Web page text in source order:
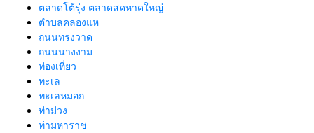
ตลาดโต้รุ่ง ตลาดสดหาดใหญ่
ตำบลคลองแห
ถนนทรงวาด
ถนนนางงาม
ท่องเที่ยว
ทะเล
ทะเลหมอก
ท่าม่วง
ท่ามหาราช